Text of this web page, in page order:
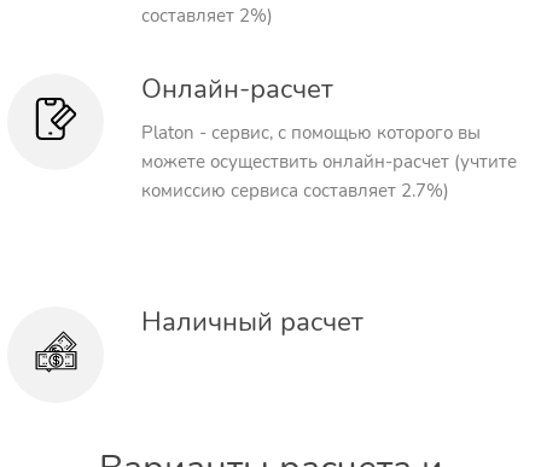
составляет 2%)
Онлайн-расчет
Platon - сервис, с помощью которого вы
можете осуществить онлайн-расчет (учтите
комиссию сервиса составляет 2.7%)
Наличный расчет